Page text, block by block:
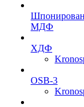
МДФ
ХДФ
OSB-3